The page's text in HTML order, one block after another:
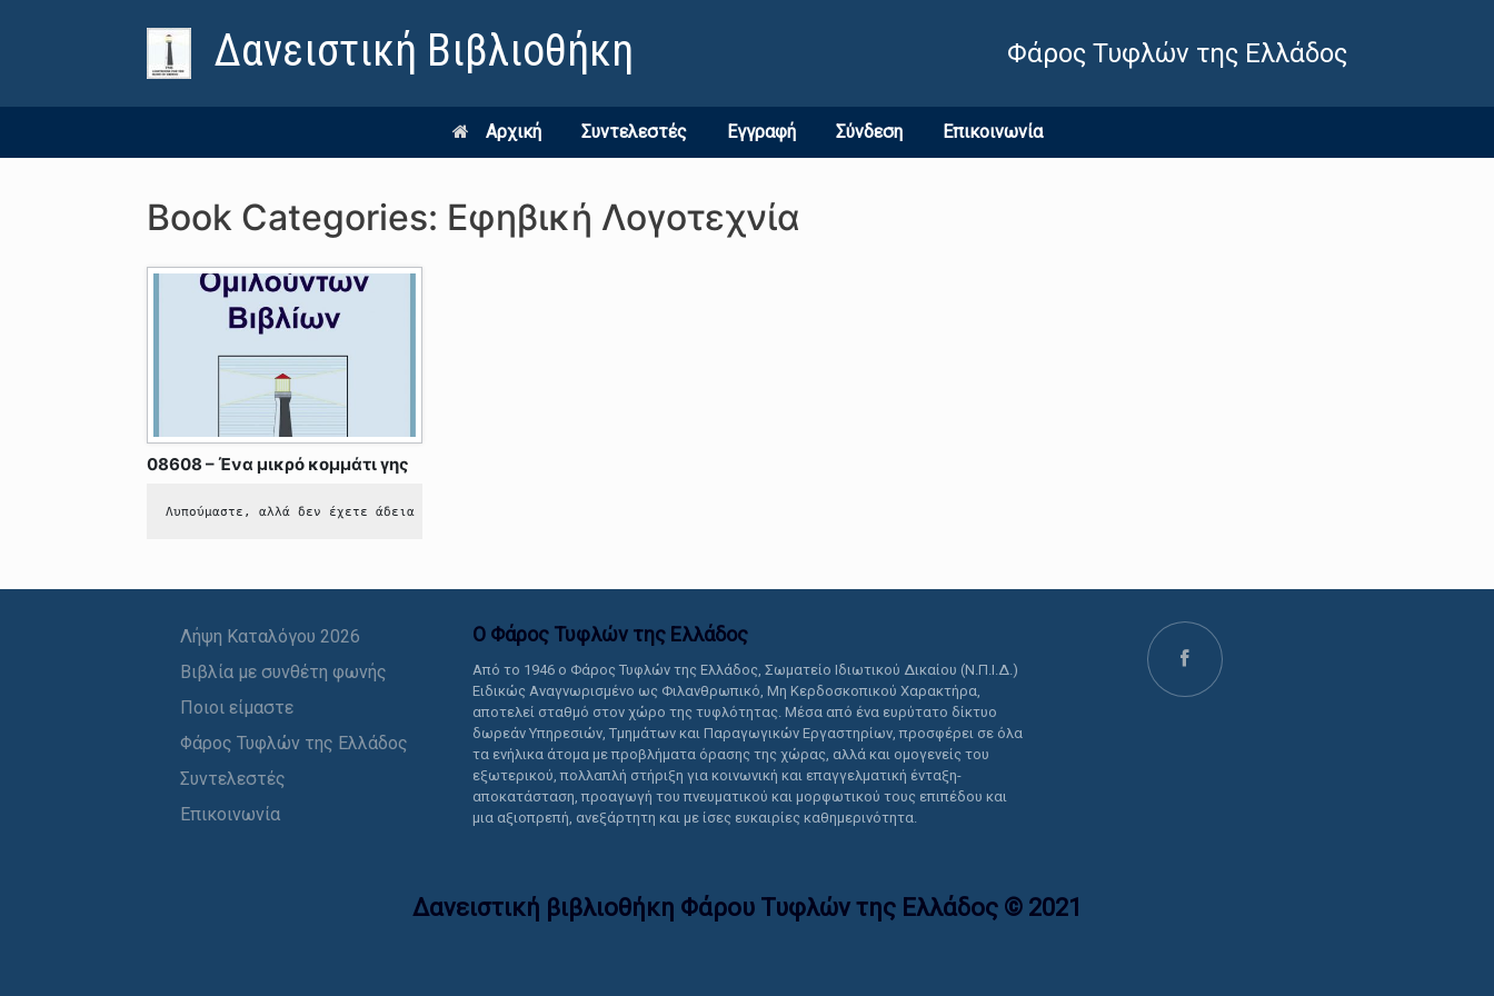
Δανειστική Βιβλιοθήκη Φάρος Τυφλών της Ελλάδος
Αρχική Συντελεστές Εγγραφή Σύνδεση Επικοινωνία
Book Categories: Εφηβική Λογοτεχνία
08608 – Ένα μικρό κομμάτι γης
Λυπούμαστε, αλλά δεν έχετε άδεια να δείτε αυτό το περιεχόμενο.
Λήψη Καταλόγου 2026
Βιβλία με συνθέτη φωνής
Ποιοι είμαστε
Φάρος Τυφλών της Ελλάδος
Συντελεστές
Επικοινωνία
Ο Φάρος Τυφλών της Ελλάδoς
Από το 1946 ο Φάρος Τυφλών της Ελλάδος, Σωματείο Ιδιωτικού Δικαίου (Ν.Π.Ι.Δ.)
Ειδικώς Αναγνωρισμένο ως Φιλανθρωπικό, Μη Κερδοσκοπικού Χαρακτήρα,
αποτελεί σταθμό στον χώρο της τυφλότητας. Μέσα από ένα ευρύτατο δίκτυο
δωρεάν Υπηρεσιών, Τμημάτων και Παραγωγικών Εργαστηρίων, προσφέρει σε όλα
τα ενήλικα άτομα με προβλήματα όρασης της χώρας, αλλά και ομογενείς του
εξωτερικού, πολλαπλή στήριξη για κοινωνική και επαγγελματική ένταξη-
αποκατάσταση, προαγωγή του πνευματικού και μορφωτικού τους επιπέδου και
μια αξιοπρεπή, ανεξάρτητη και με ίσες ευκαιρίες καθημερινότητα.
Δανειστική βιβλιοθήκη Φάρου Τυφλών της Ελλάδoς © 2021